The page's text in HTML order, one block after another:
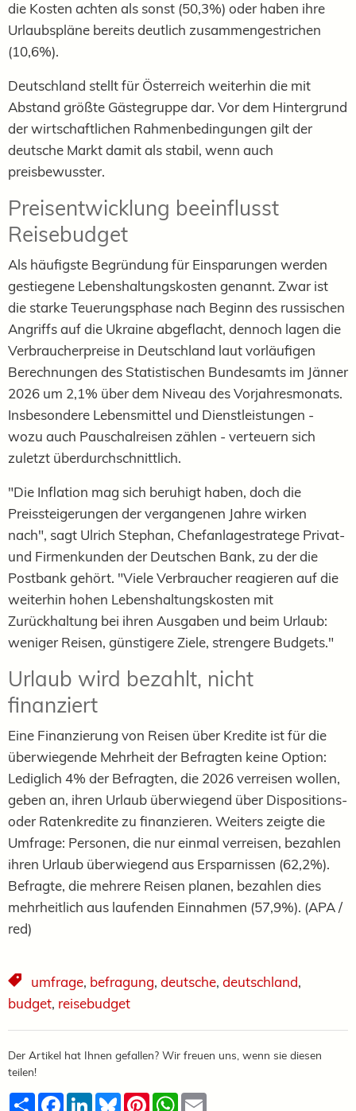
die Kosten achten als sonst (50,3%) oder haben ihre
Urlaubspläne bereits deutlich zusammengestrichen
(10,6%).
Deutschland stellt für Österreich weiterhin die mit
Abstand größte Gästegruppe dar. Vor dem Hintergrund
der wirtschaftlichen Rahmenbedingungen gilt der
deutsche Markt damit als stabil, wenn auch
preisbewusster.
Preisentwicklung beeinflusst
Reisebudget
Als häufigste Begründung für Einsparungen werden
gestiegene Lebenshaltungskosten genannt. Zwar ist
die starke Teuerungsphase nach Beginn des russischen
Angriffs auf die Ukraine abgeflacht, dennoch lagen die
Verbraucherpreise in Deutschland laut vorläufigen
Berechnungen des Statistischen Bundesamts im Jänner
2026 um 2,1% über dem Niveau des Vorjahresmonats.
Insbesondere Lebensmittel und Dienstleistungen -
wozu auch Pauschalreisen zählen - verteuern sich
zuletzt überdurchschnittlich.
"Die Inflation mag sich beruhigt haben, doch die
Preissteigerungen der vergangenen Jahre wirken
nach", sagt Ulrich Stephan, Chefanlagestratege Privat-
und Firmenkunden der Deutschen Bank, zu der die
Postbank gehört. "Viele Verbraucher reagieren auf die
weiterhin hohen Lebenshaltungskosten mit
Zurückhaltung bei ihren Ausgaben und beim Urlaub:
weniger Reisen, günstigere Ziele, strengere Budgets."
Urlaub wird bezahlt, nicht
finanziert
Eine Finanzierung von Reisen über Kredite ist für die
überwiegende Mehrheit der Befragten keine Option:
Lediglich 4% der Befragten, die 2026 verreisen wollen,
geben an, ihren Urlaub überwiegend über Dispositions-
oder Ratenkredite zu finanzieren. Weiters zeigte die
Umfrage: Personen, die nur einmal verreisen, bezahlen
ihren Urlaub überwiegend aus Ersparnissen (62,2%).
Befragte, die mehrere Reisen planen, bezahlen dies
mehrheitlich aus laufenden Einnahmen (57,9%). (APA /
red)
umfrage, befragung, deutsche, deutschland,
budget, reisebudget
Der Artikel hat Ihnen gefallen? Wir freuen uns, wenn sie diesen
teilen!
TeilenFacebook
LinkedInBlueskyPinterestWhatsApp